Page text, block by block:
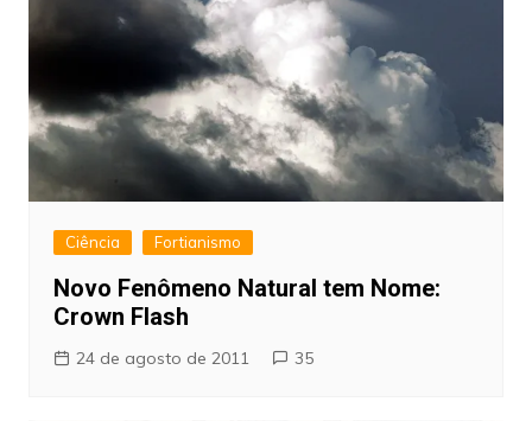
Ciência Fortianismo
Novo Fenômeno Natural tem Nome:
Crown Flash
24 de agosto de 2011 35